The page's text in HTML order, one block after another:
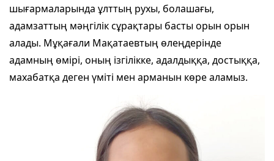
шығармаларында ұлттың рухы, болашағы,
адамзаттың мәңгілік сұрақтары басты орын орын
алады. Мұқағали Мақатаевтың өлеңдерінде
адамның өмірі, оның ізгілікке, адалдыққа, достыққа,
махабатқа деген үміті мен арманын көре аламыз.